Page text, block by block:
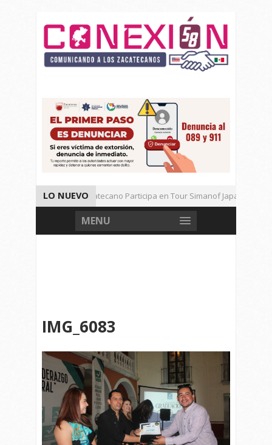
LO NUEVO
Universitario Zacatecano Participa en Tour Simanof Japan 2026
Implementa SAMA Estrategia de Reciclaje con Empresa PetStar
MENU
IMG_6083